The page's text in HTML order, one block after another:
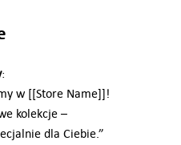
:
w [[Store Name]]!
kolekcje –
dla Ciebie.”